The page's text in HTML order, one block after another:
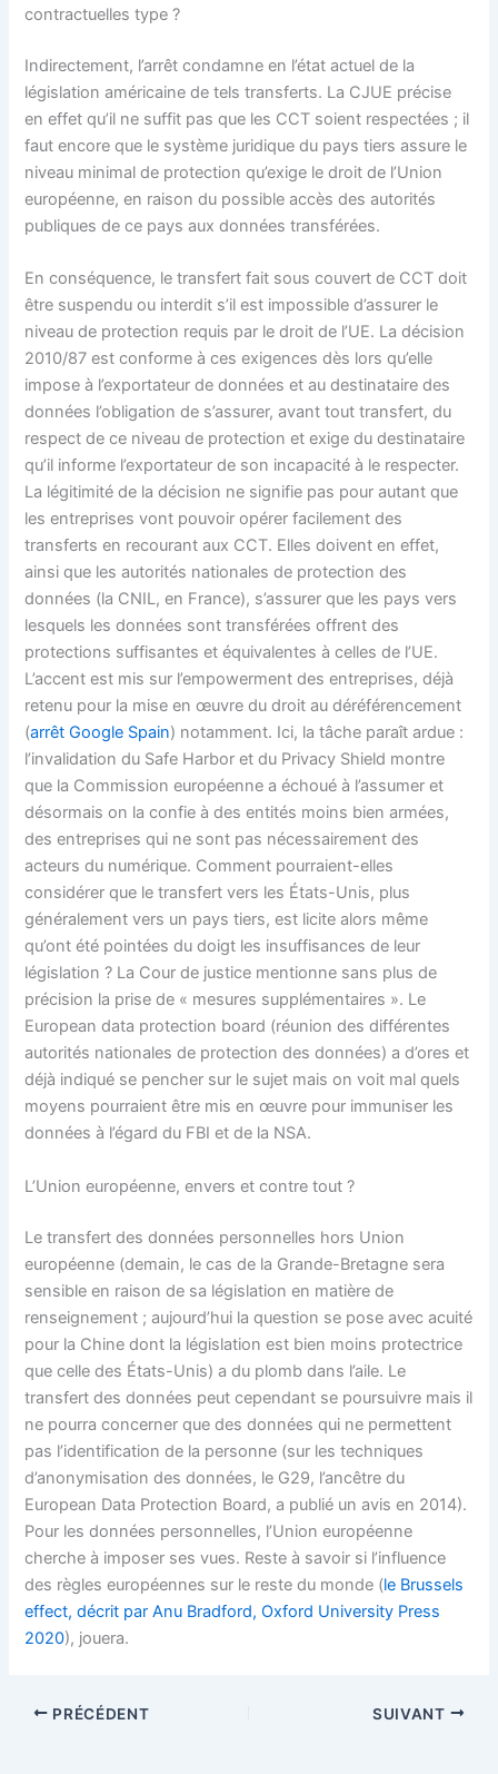
contractuelles type ?
Indirectement, l’arrêt condamne en l’état actuel de la
législation américaine de tels transferts. La CJUE précise
en effet qu’il ne suffit pas que les CCT soient respectées ; il
faut encore que le système juridique du pays tiers assure le
niveau minimal de protection qu’exige le droit de l’Union
européenne, en raison du possible accès des autorités
publiques de ce pays aux données transférées.
En conséquence, le transfert fait sous couvert de CCT doit
être suspendu ou interdit s’il est impossible d’assurer le
niveau de protection requis par le droit de l’UE. La décision
2010/87 est conforme à ces exigences dès lors qu’elle
impose à l’exportateur de données et au destinataire des
données l’obligation de s’assurer, avant tout transfert, du
respect de ce niveau de protection et exige du destinataire
qu’il informe l’exportateur de son incapacité à le respecter.
La légitimité de la décision ne signifie pas pour autant que
les entreprises vont pouvoir opérer facilement des
transferts en recourant aux CCT. Elles doivent en effet,
ainsi que les autorités nationales de protection des
données (la CNIL, en France), s’assurer que les pays vers
lesquels les données sont transférées offrent des
protections suffisantes et équivalentes à celles de l’UE.
L’accent est mis sur l’empowerment des entreprises, déjà
retenu pour la mise en œuvre du droit au déréférencement
(arrêt Google Spain) notamment. Ici, la tâche paraît ardue :
l’invalidation du Safe Harbor et du Privacy Shield montre
que la Commission européenne a échoué à l’assumer et
désormais on la confie à des entités moins bien armées,
des entreprises qui ne sont pas nécessairement des
acteurs du numérique. Comment pourraient-elles
considérer que le transfert vers les États-Unis, plus
généralement vers un pays tiers, est licite alors même
qu’ont été pointées du doigt les insuffisances de leur
législation ? La Cour de justice mentionne sans plus de
précision la prise de « mesures supplémentaires ». Le
European data protection board (réunion des différentes
autorités nationales de protection des données) a d’ores et
déjà indiqué se pencher sur le sujet mais on voit mal quels
moyens pourraient être mis en œuvre pour immuniser les
données à l’égard du FBI et de la NSA.
L’Union européenne, envers et contre tout ?
Le transfert des données personnelles hors Union
européenne (demain, le cas de la Grande-Bretagne sera
sensible en raison de sa législation en matière de
renseignement ; aujourd’hui la question se pose avec acuité
pour la Chine dont la législation est bien moins protectrice
que celle des États-Unis) a du plomb dans l’aile. Le
transfert des données peut cependant se poursuivre mais il
ne pourra concerner que des données qui ne permettent
pas l’identification de la personne (sur les techniques
d’anonymisation des données, le G29, l’ancêtre du
European Data Protection Board, a publié un avis en 2014).
Pour les données personnelles, l’Union européenne
cherche à imposer ses vues. Reste à savoir si l’influence
des règles européennes sur le reste du monde (le Brussels
effect, décrit par Anu Bradford, Oxford University Press
2020), jouera.
PRÉCÉDENT SUIVANT